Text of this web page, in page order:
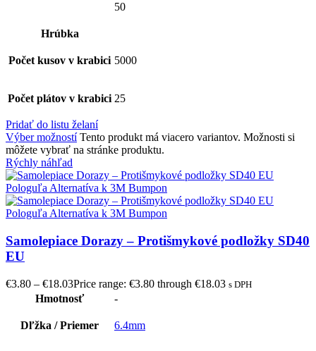
50
Hrúbka
Počet kusov v krabici 5000
Počet plátov v krabici 25
Pridať do listu želaní
Výber možností Tento produkt má viacero variantov. Možnosti si
môžete vybrať na stránke produktu.
Rýchly náhľad
Samolepiace Dorazy – Protišmykové podložky SD40
EU
€3.80 – €18.03Price range: €3.80 through €18.03 s DPH
Hmotnosť -
Dľžka / Priemer 6.4mm